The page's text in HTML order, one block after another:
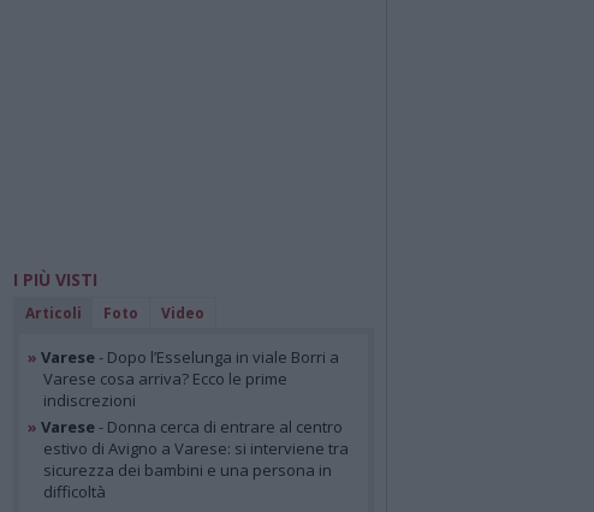
I PIÙ VISTI
Articoli Foto Video
» Varese- Dopo l’Esselunga in viale Borri a
Varese cosa arriva? Ecco le prime
indiscrezioni
» Varese- Donna cerca di entrare al centro
estivo di Avigno a Varese: si interviene tra
sicurezza dei bambini e una persona in
difficoltà